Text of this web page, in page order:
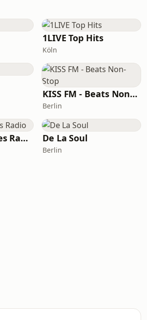
1LIVE Top Hits
Köln
KISS FM - Beats Non-Stop
Berlin
R.SA Das Beatles Radio De La Soul
Berlin